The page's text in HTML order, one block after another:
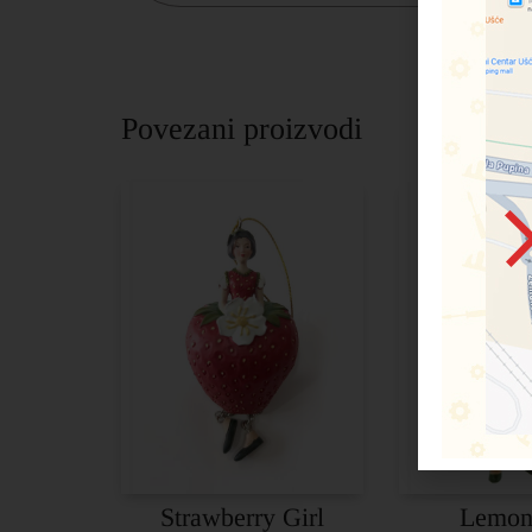
Povezani proizvodi
Strawberry Girl